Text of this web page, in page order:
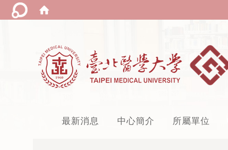
最新消息 中心簡介 所屬單位